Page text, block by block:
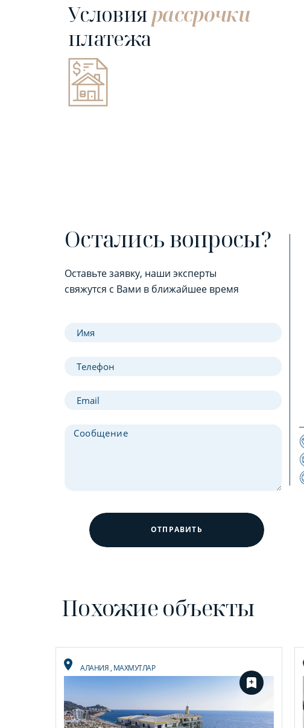
Условиярассрочки
платежа
Остались вопросы?
Оставьте заявку, наши эксперты
свяжутся с Вами в ближайшее время
ОТПРАВИТЬ
Похожие объекты
АЛАНИЯ, МАХМУТЛАР